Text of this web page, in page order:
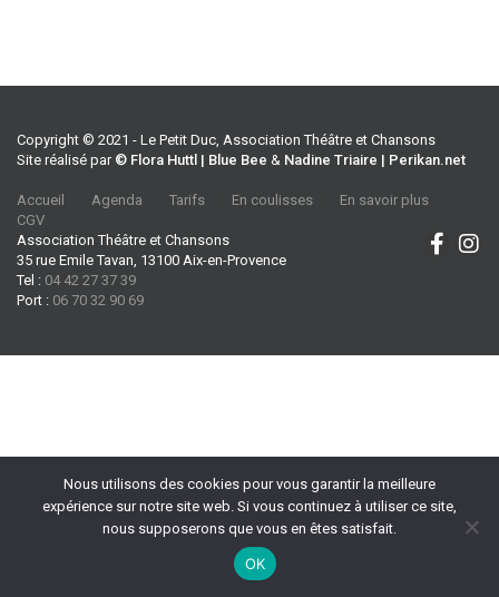
Copyright © 2021 - Le Petit Duc, Association Théâtre et Chansons
Site réalisé par © Flora Huttl | Blue Bee & Nadine Triaire | Perikan.net
Accueil Agenda Tarifs En coulisses
En savoir plus
CGV
Association Théâtre et Chansons
35 rue Emile Tavan, 13100 Aix-en-Provence
Tel : 04 42 27 37 39
Port : 06 70 32 90 69
Nous utilisons des cookies pour vous garantir la meilleure
expérience sur notre site web. Si vous continuez à utiliser ce site,
nous supposerons que vous en êtes satisfait.
OK